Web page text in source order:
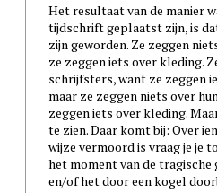
Het resultaat van de manier
tijdschrift geplaatst zijn, is
zijn geworden. Ze zeggen
ze zeggen iets over kleding.
schrijfsters, want ze zeggen
maar ze zeggen niets over
zeggen iets over kleding.
te zien. Daar komt bij: Over
wijze vermoord is vraag je je
het moment van de tragische
en/of het door een kogel